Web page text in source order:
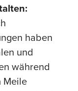
haben
und
während
Meile